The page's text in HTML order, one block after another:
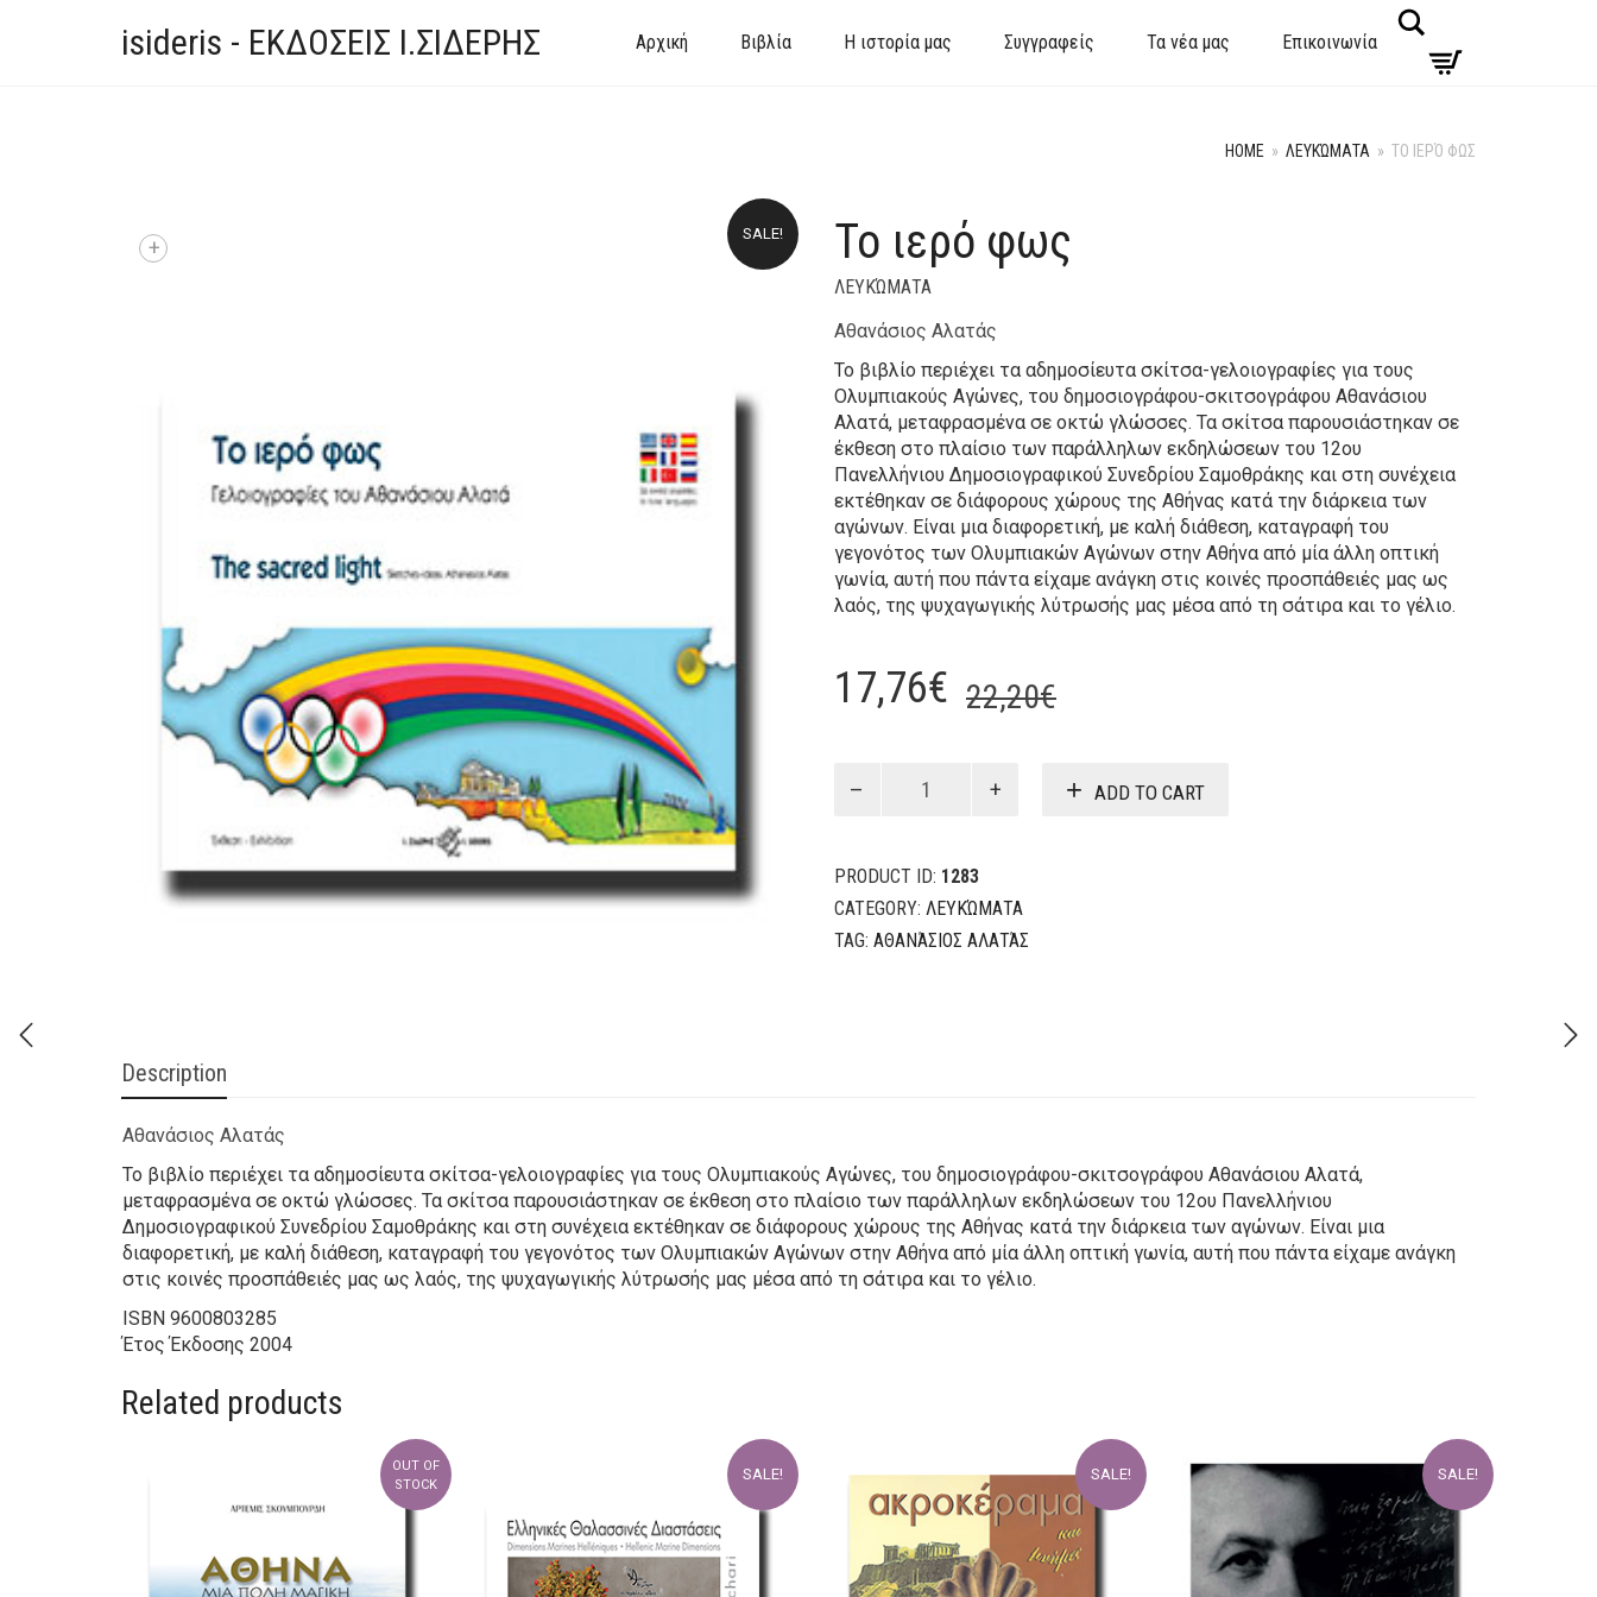
isideris - ΕΚΔΟΣΕΙΣ Ι.ΣΙΔΕΡΗΣ Αρχική Βιβλία Η ιστορία μας Συγγραφείς Τα νέα μας Επικοινωνία
HOME » ΛΕΥΚΏΜΑΤΑ » ΤΟ ΙΕΡΌ ΦΩΣ
SALE!
+ Το ιερό φως
ΛΕΥΚΏΜΑΤΑ
Αθανάσιος Αλατάς
Το βιβλίο περιέχει τα αδημοσίευτα σκίτσα-γελοιογραφίες για τους
Ολυμπιακούς Αγώνες, του δημοσιογράφου-σκιτσογράφου Αθανάσιου
Αλατά, μεταφρασμένα σε οκτώ γλώσσες. Τα σκίτσα παρουσιάστηκαν σε
έκθεση στο πλαίσιο των παράλληλων εκδηλώσεων του 12ου
Πανελλήνιου Δημοσιογραφικού Συνεδρίου Σαμοθράκης και στη συνέχεια
εκτέθηκαν σε διάφορους χώρους της Αθήνας κατά την διάρκεια των
αγώνων. Είναι μια διαφορετική, με καλή διάθεση, καταγραφή του
γεγονότος των Ολυμπιακών Αγώνων στην Αθήνα από μία άλλη οπτική
γωνία, αυτή που πάντα είχαμε ανάγκη στις κοινές προσπάθειές μας ως
λαός, της ψυχαγωγικής λύτρωσής μας μέσα από τη σάτιρα και το γέλιο.
22,20€Original
was:
22,20€.
17,76€
Current
is:
17,76€.
ADD TO CART
PRODUCT ID: 1283
CATEGORY: ΛΕΥΚΏΜΑΤΑ
TAG: ΑΘΑΝΆΣΙΟΣ ΑΛΑΤΆΣ
Description
Αθανάσιος Αλατάς
Το βιβλίο περιέχει τα αδημοσίευτα σκίτσα-γελοιογραφίες για τους Ολυμπιακούς Αγώνες, του δημοσιογράφου-σκιτσογράφου Αθανάσιου Αλατά,
μεταφρασμένα σε οκτώ γλώσσες. Τα σκίτσα παρουσιάστηκαν σε έκθεση στο πλαίσιο των παράλληλων εκδηλώσεων του 12ου Πανελλήνιου
Δημοσιογραφικού Συνεδρίου Σαμοθράκης και στη συνέχεια εκτέθηκαν σε διάφορους χώρους της Αθήνας κατά την διάρκεια των αγώνων. Είναι μια
διαφορετική, με καλή διάθεση, καταγραφή του γεγονότος των Ολυμπιακών Αγώνων στην Αθήνα από μία άλλη οπτική γωνία, αυτή που πάντα είχαμε ανάγκη
στις κοινές προσπάθειές μας ως λαός, της ψυχαγωγικής λύτρωσής μας μέσα από τη σάτιρα και το γέλιο.
ISBN 9600803285
Έτος Έκδοσης 2004
Related products
OUT OF
STOCK
SALE! SALE! SALE!